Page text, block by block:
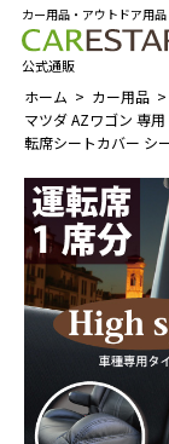
カー用品・アウトドア用品
公式通販
ホーム
カー用品
マツダ AZワゴン 専
転席シートカバー シ